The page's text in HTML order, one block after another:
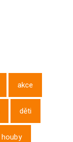
akce
děti
houby